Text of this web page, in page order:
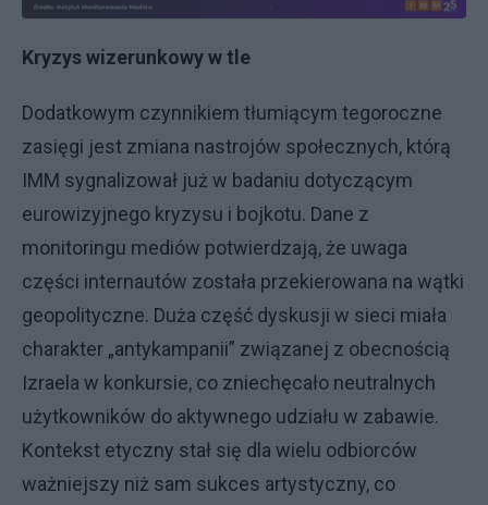
Kryzys wizerunkowy w tle
Dodatkowym czynnikiem tłumiącym tegoroczne
zasięgi jest zmiana nastrojów społecznych, którą
IMM sygnalizował już w badaniu dotyczącym
eurowizyjnego kryzysu i bojkotu. Dane z
monitoringu mediów potwierdzają, że uwaga
części internautów została przekierowana na wątki
geopolityczne. Duża część dyskusji w sieci miała
charakter „antykampanii” związanej z obecnością
Izraela w konkursie, co zniechęcało neutralnych
użytkowników do aktywnego udziału w zabawie.
Kontekst etyczny stał się dla wielu odbiorców
ważniejszy niż sam sukces artystyczny, co